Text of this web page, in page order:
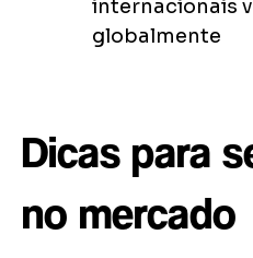
internacionais
globalmente
Dicas para
no mercado